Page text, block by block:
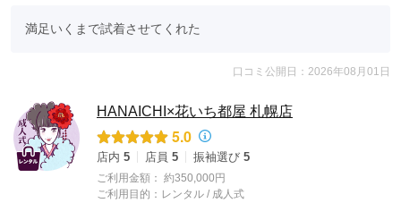
満足いくまで試着させてくれた
口コミ公開日：2026年08月01日
HANAICHI×花いち都屋 札幌店
5.0
店内 5 店員 5 振袖選び 5
ご利用金額： 約350,000円
ご利用目的： レンタル / 成人式